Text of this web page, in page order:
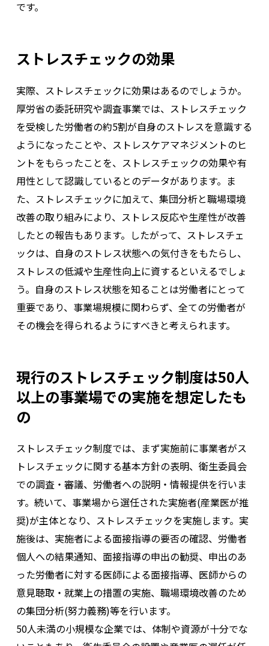
です。
ストレスチェックの効果
実際、ストレスチェックに効果はあるのでしょうか。
厚労省の委託研究や調査事業では、ストレスチェック
を受検した労働者の約5割が自身のストレスを意識する
ようになったことや、ストレスケアマネジメントのヒ
ントをもらったことを、ストレスチェックの効果や有
用性として認識しているとのデータがあります。ま
た、ストレスチェックに加えて、集団分析と職場環境
改善の取り組みにより、ストレス反応や生産性が改善
したとの報告もあります。したがって、ストレスチェ
ックは、自身のストレス状態への気付きをもたらし、
ストレスの低減や生産性向上に資するといえるでしょ
う。自身のストレス状態を知ることは労働者にとって
重要であり、事業場規模に関わらず、全ての労働者が
その機会を得られるようにすべきと考えられます。
現行のストレスチェック制度は50人
以上の事業場での実施を想定したも
の
ストレスチェック制度では、まず実施前に事業者がス
トレスチェックに関する基本方針の表明、衛生委員会
での調査・審議、労働者への説明・情報提供を行いま
す。続いて、事業場から選任された実施者(産業医が推
奨)が主体となり、ストレスチェックを実施します。実
施後は、実施者による面接指導の要否の確認、労働者
個人への結果通知、面接指導の申出の勧奨、申出のあ
った労働者に対する医師による面接指導、医師からの
意見聴取・就業上の措置の実施、職場環境改善のため
の集団分析(努力義務)等を行います。
50人未満の小規模な企業では、体制や資源が十分でな